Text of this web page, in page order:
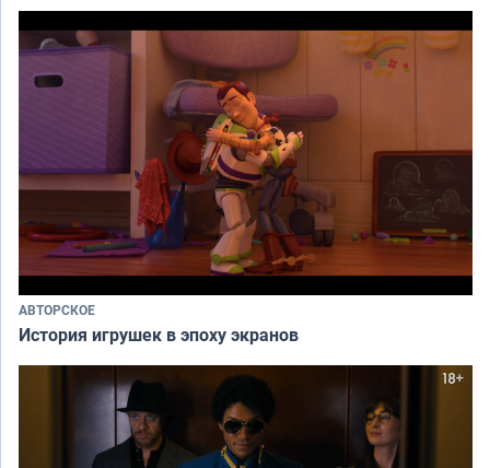
АВТОРСКОЕ
История игрушек в эпоху экранов